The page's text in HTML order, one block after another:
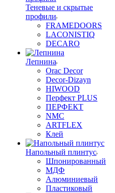
Теневые и скрытые
профили
FRAMEDOORS
LACONISTIQ
DECARO
Лепнина
Orac Decor
Decor-Dizayn
HIWOOD
Перфект PLUS
ПЕРФЕКТ
NMC
ARTFLEX
Клей
Напольный плинтус
Шпонированный
МДФ
Алюминиевый
Пластиковый